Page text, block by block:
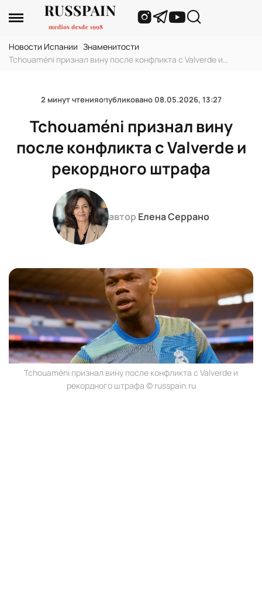
Новости Испании Знаменитости
Tchouaméni признал вину после конфликта с Valverde и
2 минут чтенияопубликовано 08.05.2026, 13:27
Tchouaméni признал вину
после конфликта с Valverde и
рекордного штрафа
автор Елена Серрано
Tchouaméni признал вину после конфликта с Valverde и
рекордного штрафа © russpain.ru